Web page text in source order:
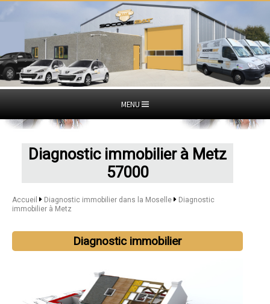
MENU
Diagnostic immobilier à Metz
57000
Accueil Diagnostic immobilier dans la Moselle
Diagnostic
immobilier à Metz
Diagnostic immobilier